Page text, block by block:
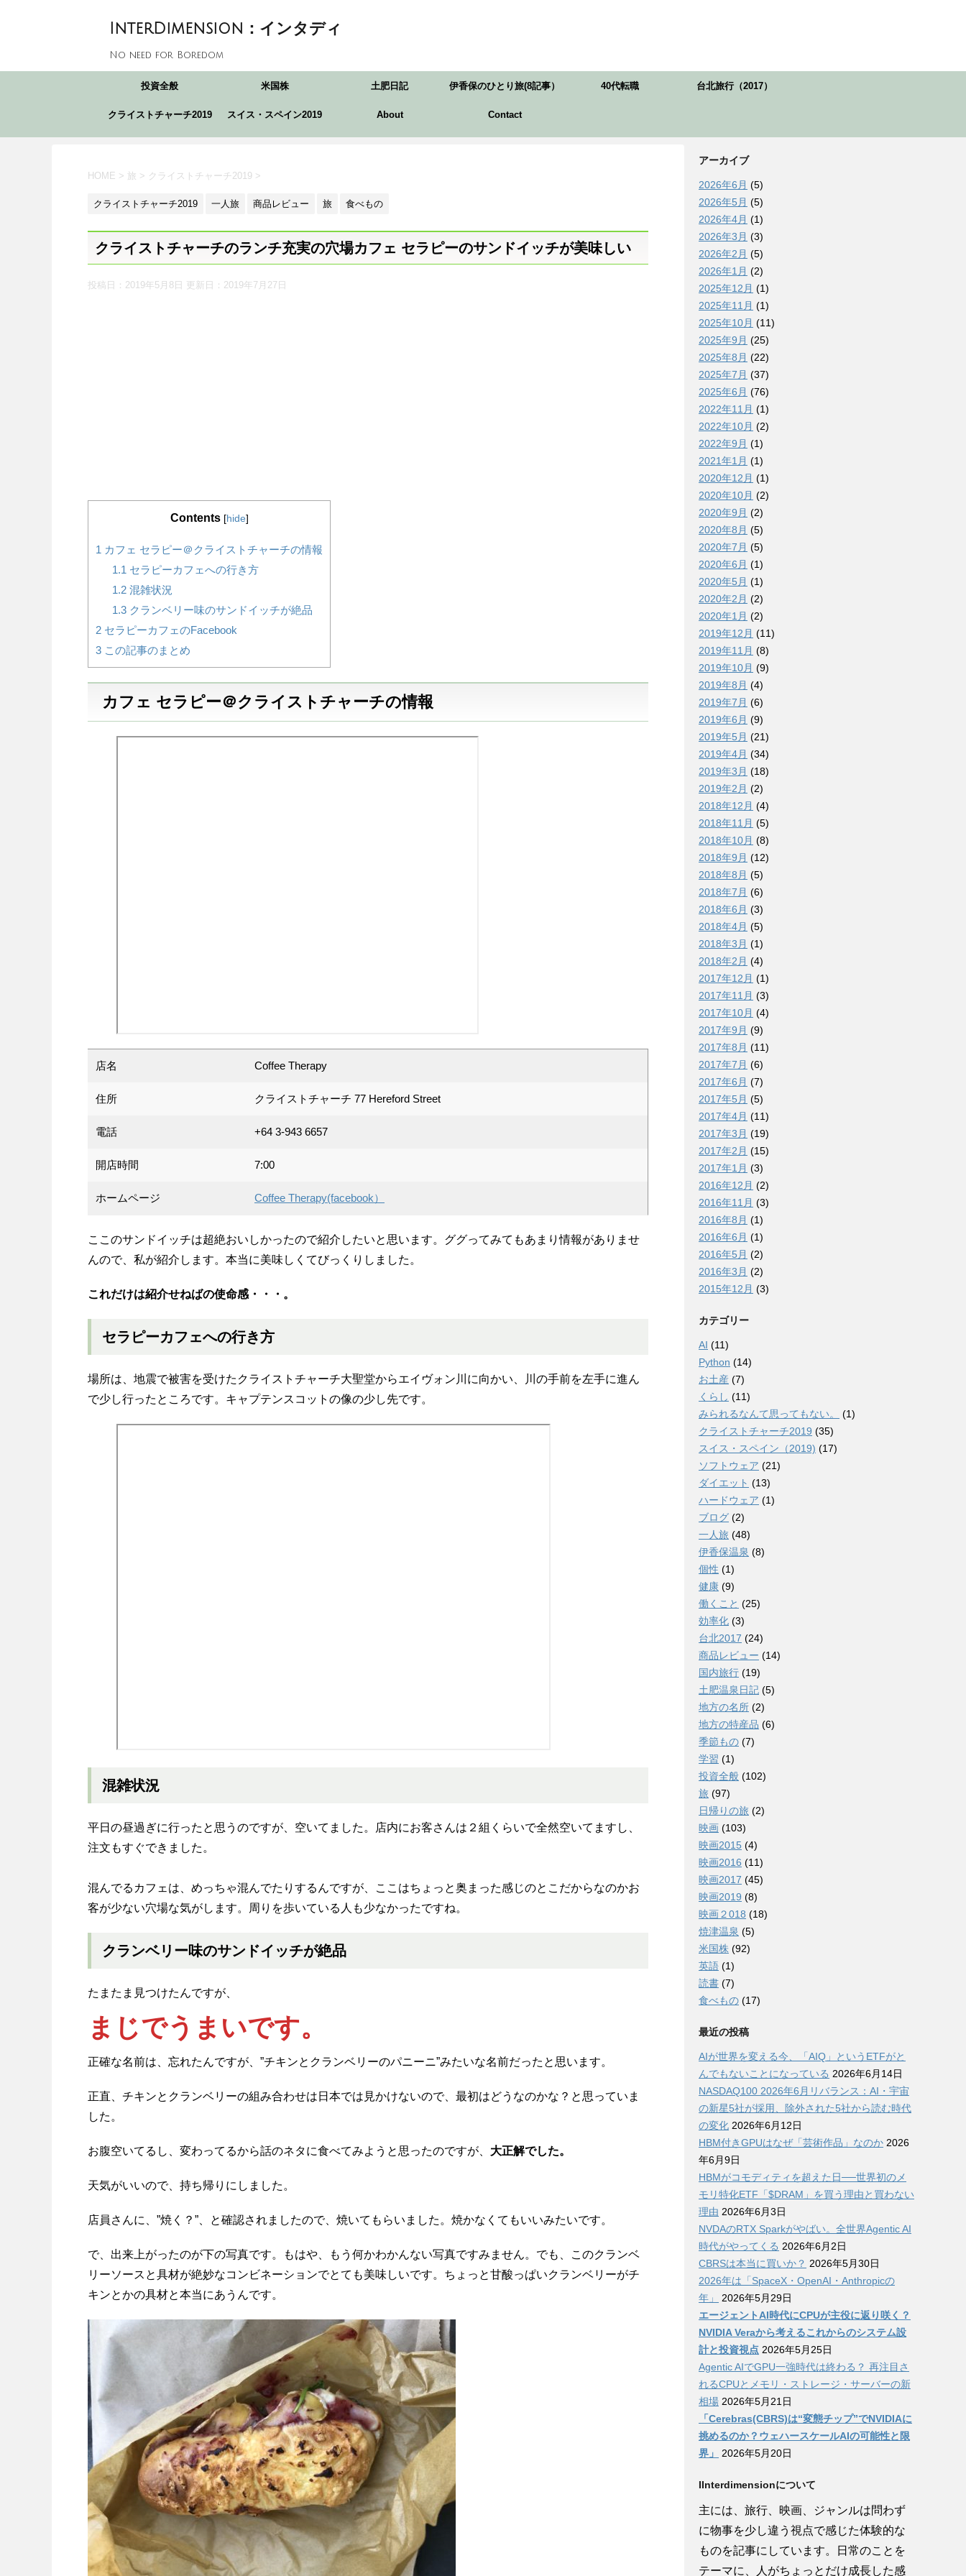
InterDimension：インタディ
No need for Boredom
投資全般 米国株 土肥日記 伊香保のひとり旅(8記事） 40代転職 台北旅行（2017）
クライストチャーチ2019 スイス・スペイン2019 About Contact
HOME > 旅 > クライストチャーチ2019 >
クライストチャーチ2019 一人旅 商品レビュー 旅 食べもの
クライストチャーチのランチ充実の穴場カフェ セラピーのサンドイッチが美味しい
投稿日：2019年5月8日 更新日： 2019年7月27日
Contents [hide]
1 カフェ セラピー＠クライストチャーチの情報
1.1 セラピーカフェへの行き方
1.2混雑状況
1.3クランベリー味のサンドイッチが絶品
2 セラピーカフェのFacebook
3 この記事のまとめ
カフェ セラピー＠クライストチャーチの情報
店名 Coffee Therapy
住所 クライストチャーチ 77 Hereford Street
電話 +64 3-943 6657
開店時間 7:00
ホームページ Coffee Therapy(facebook）
ここのサンドイッチは超絶おいしかったので紹介したいと思います。ググってみてもあまり情報がありませ
んので、私が紹介します。本当に美味しくてびっくりしました。
これだけは紹介せねばの使命感・・・。
セラピーカフェへの行き方
場所は、地震で被害を受けたクライストチャーチ大聖堂からエイヴォン川に向かい、川の手前を左手に進ん
で少し行ったところです。キャプテンスコットの像の少し先です。
混雑状況
平日の昼過ぎに行ったと思うのですが、空いてました。店内にお客さんは２組くらいで全然空いてますし、
注文もすぐできました。
混んでるカフェは、めっちゃ混んでたりするんですが、ここはちょっと奥まった感じのとこだからなのかお
客が少ない穴場な気がします。周りを歩いている人も少なかったですね。
クランベリー味のサンドイッチが絶品
たまたま見つけたんですが、
まじでうまいです。
正確な名前は、忘れたんですが、”チキンとクランベリーのパニーニ”みたいな名前だったと思います。
正直、チキンとクランベリーの組み合わせは日本では見かけないので、最初はどうなのかな？と思っていま
した。
お腹空いてるし、変わってるから話のネタに食べてみようと思ったのですが、 大正解でした。
天気がいいので、持ち帰りにしました。
店員さんに、”焼く？”、と確認されましたので、焼いてもらいました。焼かなくてもいいみたいです。
で、出来上がったのが下の写真です。もはや、もう何かわかんない写真ですみません。でも、このクランベ
リーソースと具材が絶妙なコンビネーションでとても美味しいです。ちょっと甘酸っぱいクランベリーがチ
キンとかの具材と本当にあうんです。
アーカイブ
2026年6月 (5)
2026年5月 (5)
2026年4月 (1)
2026年3月 (3)
2026年2月 (5)
2026年1月 (2)
2025年12月 (1)
2025年11月 (1)
2025年10月 (11)
2025年9月 (25)
2025年8月 (22)
2025年7月 (37)
2025年6月 (76)
2022年11月 (1)
2022年10月 (2)
2022年9月 (1)
2021年1月 (1)
2020年12月 (1)
2020年10月 (2)
2020年9月 (2)
2020年8月 (5)
2020年7月 (5)
2020年6月 (1)
2020年5月 (1)
2020年2月 (2)
2020年1月 (2)
2019年12月 (11)
2019年11月 (8)
2019年10月 (9)
2019年8月 (4)
2019年7月 (6)
2019年6月 (9)
2019年5月 (21)
2019年4月 (34)
2019年3月 (18)
2019年2月 (2)
2018年12月 (4)
2018年11月 (5)
2018年10月 (8)
2018年9月 (12)
2018年8月 (5)
2018年7月 (6)
2018年6月 (3)
2018年4月 (5)
2018年3月 (1)
2018年2月 (4)
2017年12月 (1)
2017年11月 (3)
2017年10月 (4)
2017年9月 (9)
2017年8月 (11)
2017年7月 (6)
2017年6月 (7)
2017年5月 (5)
2017年4月 (11)
2017年3月 (19)
2017年2月 (15)
2017年1月 (3)
2016年12月 (2)
2016年11月 (3)
2016年8月 (1)
2016年6月 (1)
2016年5月 (2)
2016年3月 (2)
2015年12月 (3)
カテゴリー
AI (11)
Python (14)
お土産 (7)
くらし (11)
みられるなんて思ってもない。
(1)
クライストチャーチ2019 (35)
スイス・スペイン（2019) (17)
ソフトウェア (21)
ダイエット (13)
ハードウェア (1)
ブログ (2)
一人旅 (48)
伊香保温泉 (8)
個性 (1)
健康 (9)
働くこと (25)
効率化 (3)
台北2017 (24)
商品レビュー (14)
国内旅行 (19)
土肥温泉日記 (5)
地方の名所 (2)
地方の特産品 (6)
季節もの (7)
学習 (1)
投資全般 (102)
旅 (97)
日帰りの旅 (2)
映画 (103)
映画2015 (4)
映画2016 (11)
映画2017 (45)
映画2019 (8)
映画２018 (18)
焼津温泉 (5)
米国株 (92)
英語 (1)
読書 (7)
食べもの (17)
最近の投稿
AIが世界を変える今、「AIQ」というETFがと
んでもないことになっている 2026年6月14日
NASDAQ100 2026年6月リバランス：AI・宇宙
の新星5社が採用、除外された5社から読む時代
の変化 2026年6月12日
HBM付きGPUはなぜ「芸術作品」なのか 2026
年6月9日
HBMがコモディティを超えた日──世界初のメ
モリ特化ETF「$DRAM」を買う理由と買わない
理由 2026年6月3日
NVDAのRTX Sparkがやばい。全世界Agentic AI
時代がやってくる 2026年6月2日
CBRSは本当に買いか？ 2026年5月30日
2026年は「SpaceX・OpenAI・Anthropicの
年」
2026年5月29日
エージェントAI時代にCPUが主役に返り咲く？
NVIDIA Veraから考えるこれからのシステム設
計と投資視点 2026年5月25日
Agentic AIでGPU一強時代は終わる？ 再注目さ
れるCPUとメモリ・ストレージ・サーバーの新
相場 2026年5月21日
「Cerebras(CBRS)は“変態チップ”でNVIDIAに
挑めるのか？ウェハースケールAIの可能性と限
界」
2026年5月20日
IInterdimensionについて
主には、旅行、映画、ジャンルは問わず
に物事を少し違う視点で感じた体験的な
ものを記事にしています。日常のことを
テーマに、人がちょっとだけ成長した感